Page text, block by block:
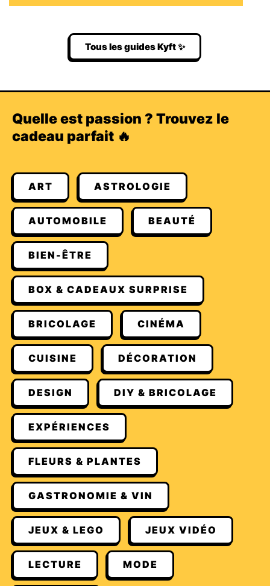
Tous les guides Kyft ✨
Quelle est passion ? Trouvez le
cadeau parfait 🔥
ART ASTROLOGIE
AUTOMOBILE BEAUTÉ
BIEN-ÊTRE
BOX & CADEAUX SURPRISE
BRICOLAGE CINÉMA
CUISINE DÉCORATION
DESIGN DIY & BRICOLAGE
EXPÉRIENCES
FLEURS & PLANTES
GASTRONOMIE & VIN
JEUX & LEGO JEUX VIDÉO
LECTURE MODE